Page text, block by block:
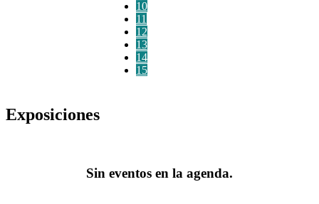
10
11
12
13
14
15
Exposiciones
Sin eventos en la agenda.